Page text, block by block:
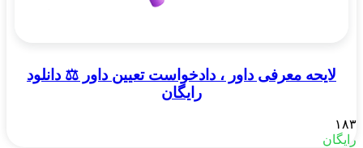
لایحه معرفی داور ، دادخواست تعیین داور ⚖️ دانلود
رایگان
۱۸۳
رایگان